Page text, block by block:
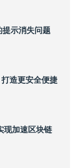
示消失问题
造更安全便捷
现加速区块链